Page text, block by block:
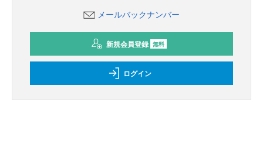
メールバックナンバー
新規会員登録 無料
ログイン